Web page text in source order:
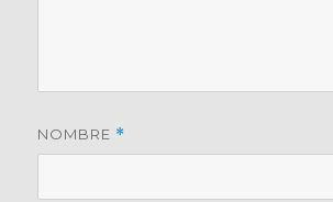
NOMBRE *